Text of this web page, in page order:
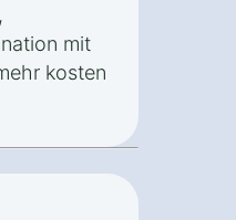
mit
kosten